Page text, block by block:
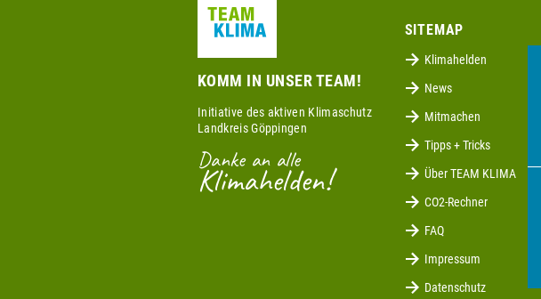
KOMM IN UNSER TEAM!
Initiative des aktiven Klimaschutz
Landkreis Göppingen
Danke an alle
Klimahelden!
SITEMAP
Klimahelden
News
Mitmachen
Tipps + Tricks
Über TEAM KLIMA
CO2-Rechner
FAQ
Impressum
Datenschutz